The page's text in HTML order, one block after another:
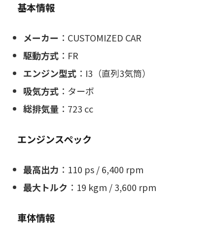
基本情報
メーカー ：CUSTOMIZED CAR
駆動方式 ：FR
エンジン型式 ：I3（直列3気筒）
吸気方式 ：ターボ
総排気量 ：723 cc
エンジンスペック
最高出力 ：110 ps / 6,400 rpm
最大トルク ：19 kgm / 3,600 rpm
車体情報